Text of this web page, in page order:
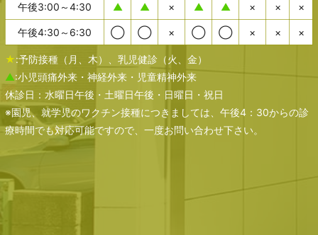
午後3:00～4:30 ▲ ▲ × ▲ ▲ × × ×
午後4:30～6:30 ◯ ◯ × ◯ ◯ × × ×
★:予防接種（月、木）、乳児健診（火、金）
▲:小児頭痛外来・神経外来・児童精神外来
休診日：水曜日午後・土曜日午後・日曜日・祝日
※園児、就学児のワクチン接種につきましては、午後4：30からの診
療時間でも対応可能ですので、一度お問い合わせ下さい。